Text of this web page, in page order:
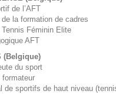
de l’AFT
de la formation de cadres
Tennis Féminin Elite
AFT
(Belgique)
du sport
formateur
de sportifs de haut niveau